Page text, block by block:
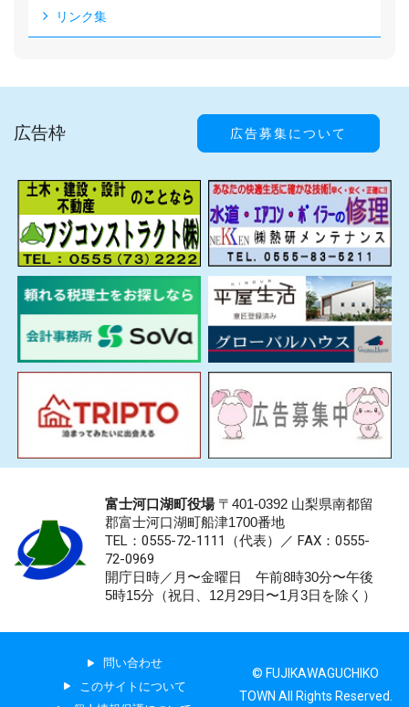
リンク集
広告枠 広告募集について
富士河口湖町役場〒401-0392 山梨県南都留
郡富士河口湖町船津1700番地
TEL：0555-72-1111 （代表）／ FAX：0555-
72-0969
開庁日時／月〜金曜日 午前8時30分〜午後
5時15分（祝日、12月29日〜1月3日を除く）
問い合わせ
このサイトについて
© FUJIKAWAGUCHIKO
TOWN All Rights Reserved.